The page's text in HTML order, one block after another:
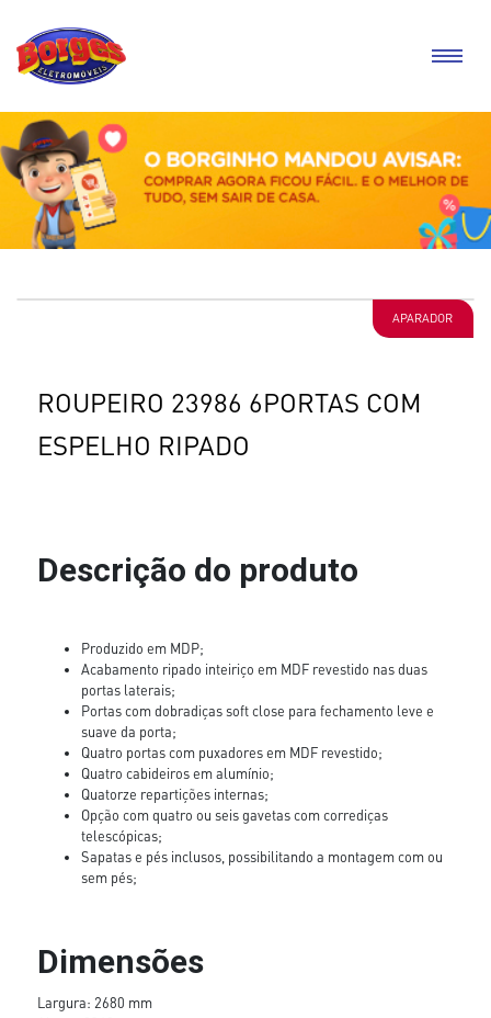
APARADOR
ROUPEIRO 23986 6PORTAS COM
ESPELHO RIPADO
Descrição do produto
Produzido em MDP;
Acabamento ripado inteiriço em MDF revestido nas duas
portas laterais;
Portas com dobradiças soft close para fechamento leve e
suave da porta;
Quatro portas com puxadores em MDF revestido;
Quatro cabideiros em alumínio;
Quatorze repartições internas;
Opção com quatro ou seis gavetas com corrediças
telescópicas;
Sapatas e pés inclusos, possibilitando a montagem com ou
sem pés;
Dimensões
Largura: 2680 mm